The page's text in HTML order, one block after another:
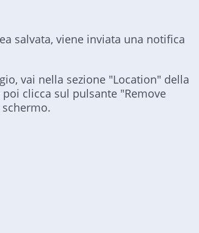
salvata, viene inviata una notifica
vai nella sezione "Location" della
clicca sul pulsante "Remove